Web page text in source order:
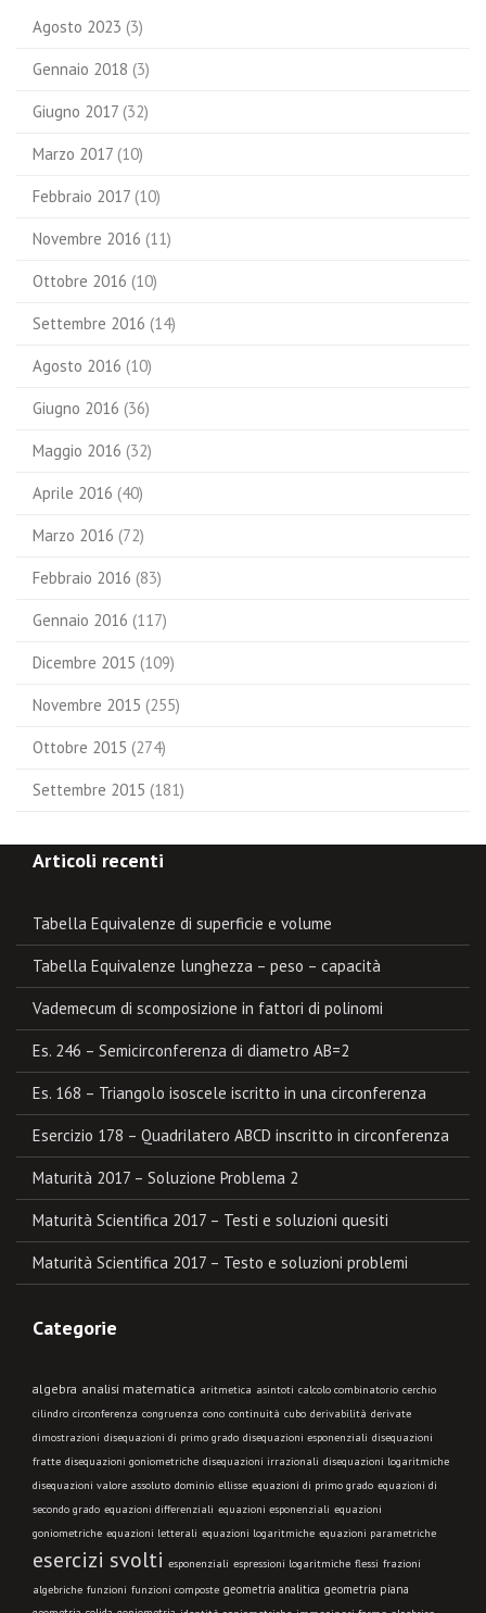
Agosto 2023 (3)
Gennaio 2018 (3)
Giugno 2017 (32)
Marzo 2017 (10)
Febbraio 2017 (10)
Novembre 2016 (11)
Ottobre 2016 (10)
Settembre 2016 (14)
Agosto 2016 (10)
Giugno 2016 (36)
Maggio 2016 (32)
Aprile 2016 (40)
Marzo 2016 (72)
Febbraio 2016 (83)
Gennaio 2016 (117)
Dicembre 2015 (109)
Novembre 2015 (255)
Ottobre 2015 (274)
Settembre 2015 (181)
Articoli recenti
Tabella Equivalenze di superficie e volume
Tabella Equivalenze lunghezza – peso – capacità
Vademecum di scomposizione in fattori di polinomi
Es. 246 – Semicirconferenza di diametro AB=2
Es. 168 – Triangolo isoscele iscritto in una circonferenza
Esercizio 178 – Quadrilatero ABCD inscritto in circonferenza
Maturità 2017 – Soluzione Problema 2
Maturità Scientifica 2017 – Testi e soluzioni quesiti
Maturità Scientifica 2017 – Testo e soluzioni problemi
Categorie
algebra analisi matematica aritmetica asintoti calcolo combinatorio cerchio
cilindro circonferenza congruenza cono continuità cubo derivabilità derivate
dimostrazioni disequazioni di primo grado disequazioni esponenziali disequazioni
fratte disequazioni goniometriche disequazioni irrazionali disequazioni logaritmiche
disequazioni valore assoluto dominio ellisse equazioni di primo grado equazioni di
secondo grado equazioni differenziali equazioni esponenziali equazioni
goniometriche equazioni letterali equazioni logaritmiche equazioni parametriche
esercizi svolti esponenziali espressioni logaritmiche flessi frazioni
algebriche funzioni funzioni composte geometria analitica geometria piana